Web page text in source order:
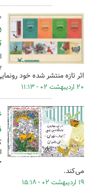
اثر تازه منتشر شده خود
۲۰ اردیبهشت ۰۲ - ۱۱:۱۳
می‌کند.
۱۹ اردیبهشت ۰۲ - ۱۵:۱۸